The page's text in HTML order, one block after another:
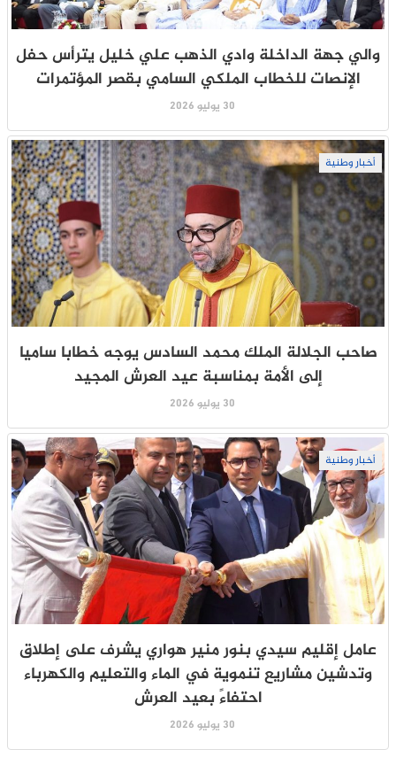
والي جهة الداخلة وادي الذهب علي خليل يترأس حفل
الإنصات للخطاب الملكي السامي بقصر المؤتمرات
30 يوليو 2026
أخبار وطنية
صاحب الجلالة الملك محمد السادس يوجه خطابا ساميا
إلى الأمة بمناسبة عيد العرش المجيد
30 يوليو 2026
أخبار وطنية
عامل إقليم سيدي بنور منير هواري يشرف على إطلاق
وتدشين مشاريع تنموية في الماء والتعليم والكهرباء
احتفاءً بعيد العرش
30 يوليو 2026